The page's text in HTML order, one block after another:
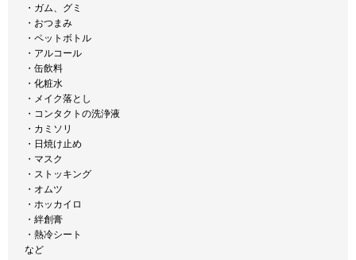
・ガム、グミ
・おつまみ
・ペットボトル
・アルコール
・缶飲料
・化粧水
・メイク落とし
・コンタクトの洗浄液
・カミソリ
・日焼け止め
・マスク
・ストッキング
・オムツ
・ホッカイロ
・絆創膏
・熱冷シート
など